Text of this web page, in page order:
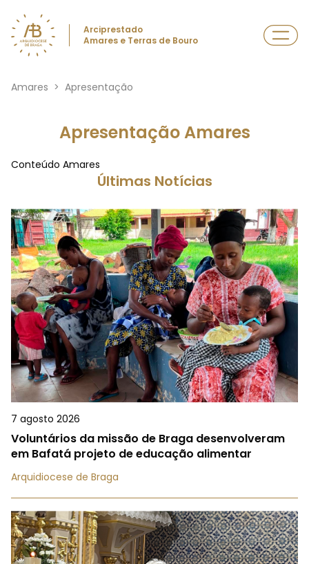
Arciprestado
Amares e Terras de Bouro
Amares > Apresentação
Apresentação Amares
Conteúdo Amares
Últimas Notícias
7 agosto 2026
Voluntários da missão de Braga desenvolveram
em Bafatá projeto de educação alimentar
Arquidiocese de Braga